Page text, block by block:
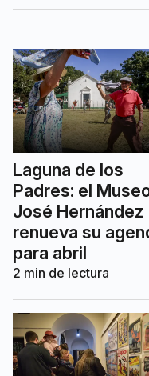
Laguna de los
Padres: el
José Hernández
renueva su
para abril
2 min de lectura